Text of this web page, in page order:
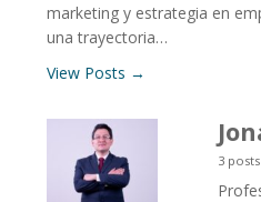
marketing y estrategia en
una trayectoria…
View Posts →
3 posts